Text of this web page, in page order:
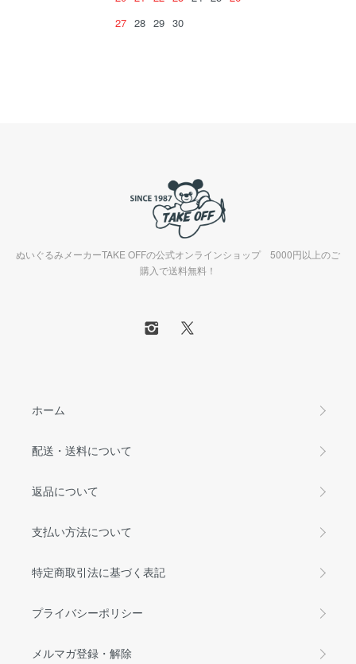
27 28 29 30
ぬいぐるみメーカーTAKE OFFの公式オンラインショップ 5000円以上のご
購入で送料無料！
ホーム
配送・送料について
返品について
支払い方法について
特定商取引法に基づく表記
プライバシーポリシー
メルマガ登録・解除